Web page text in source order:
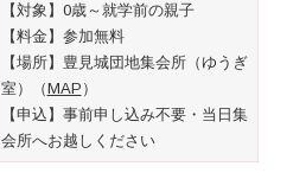
【対象】0歳～就学前の親子
【料金】参加無料
【場所】豊見城団地集会所（ゆうぎ
室）（MAP ）
【申込】事前申し込み不要・当日集
会所へお越しください